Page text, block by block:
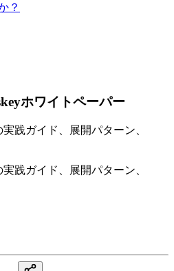
？
ホワイトペーパー
践ガイド、展開パターン、
践ガイド、展開パターン、